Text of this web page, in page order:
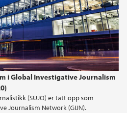
i Global Investigative Journalism
(SUJO) er tatt opp som
Journalism Network (GIJN).
februar (3)
januar (6)
2025
2024